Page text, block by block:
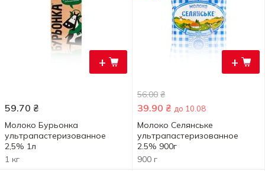
+
59.70 ₴
Молоко Бурьонка
ультрапастеризованное
2,5% 1л
1 кг
+
56.00 ₴
39.90 ₴ до 10.08
Молоко Селянське
ультрапастеризованное
2.5% 900г
900 г